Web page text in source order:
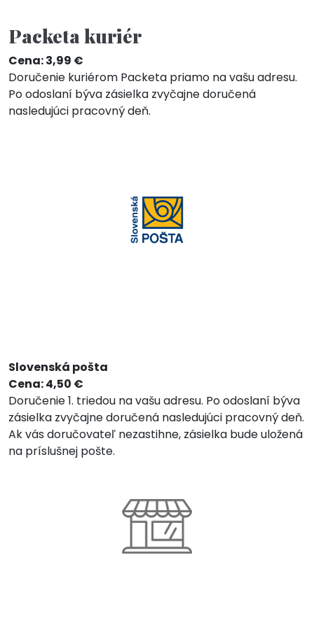
Packeta kuriér
Cena: 3,99 €
Doručenie kuriérom Packeta priamo na vašu adresu.
Po odoslaní býva zásielka zvyčajne doručená
nasledujúci pracovný deň.
Slovenská pošta
Cena: 4,50 €
Doručenie 1. triedou na vašu adresu. Po odoslaní býva
zásielka zvyčajne doručená nasledujúci pracovný deň.
Ak vás doručovateľ nezastihne, zásielka bude uložená
na príslušnej pošte.